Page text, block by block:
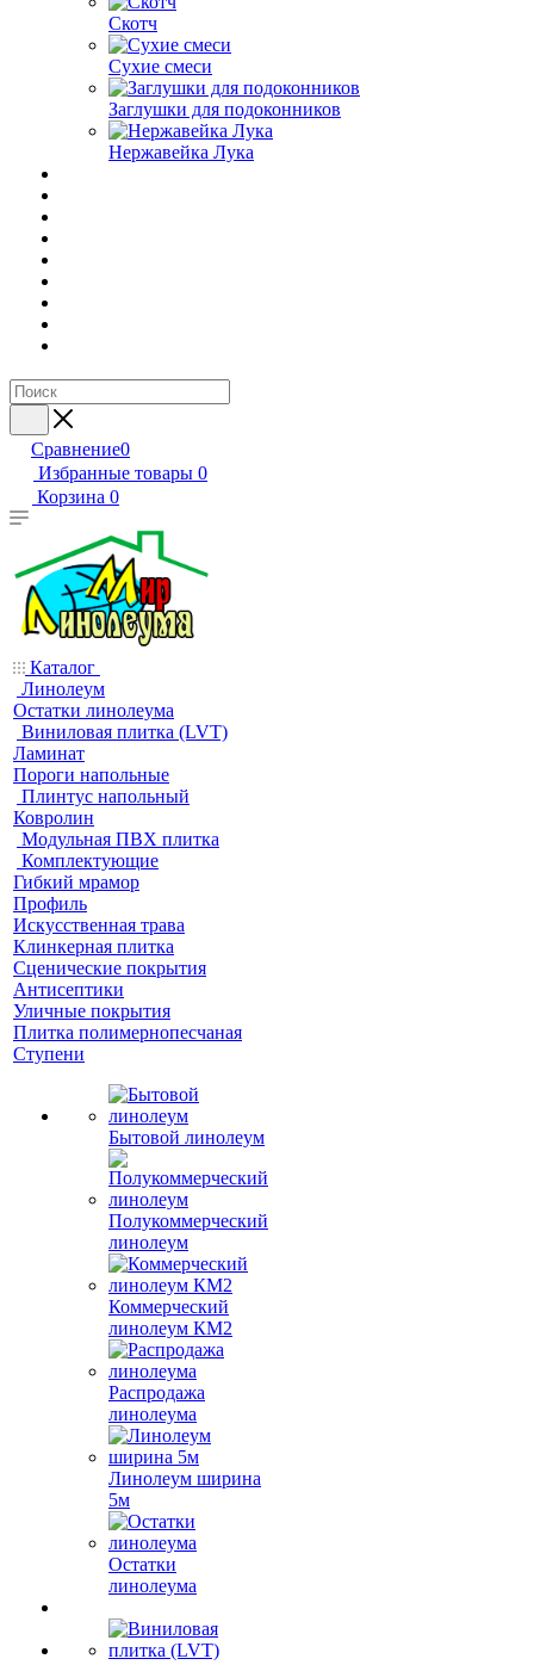
Скотч
Сухие смеси
Заглушки для подоконников
Нержавейка Лука
Сравнение0
Избранные товары 0
Корзина 0
Каталог
Линолеум
Остатки линолеума
Виниловая плитка (LVT)
Ламинат
Пороги напольные
Плинтус напольный
Ковролин
Модульная ПВХ плитка
Комплектующие
Гибкий мрамор
Профиль
Искусственная трава
Клинкерная плитка
Сценические покрытия
Антисептики
Уличные покрытия
Плитка полимернопесчаная
Ступени
Бытовой линолеум
Полукоммерческий
линолеум
Коммерческий
линолеум КМ2
Распродажа
линолеума
Линолеум ширина
5м
Остатки
линолеума